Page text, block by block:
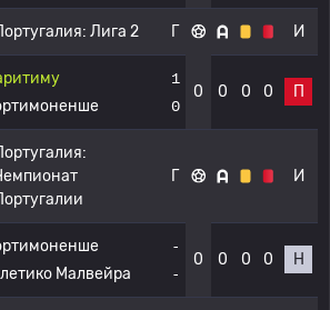
Лига 2 Г И
1
0
0 0 0 0 П
Г И
Малвейра
-
-
0 0 0 0 Н